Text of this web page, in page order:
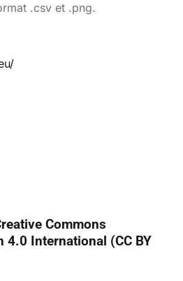
.csv et .png.
Commons
4.0 International (CC BY